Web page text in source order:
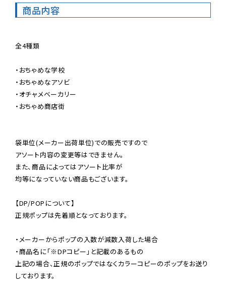
商品内容
全4種類
・おちゃめな学校
・おちゃめなアソビ
・オチャメベーカリー
・おちゃめ商店街
袋単位(メーカー出荷単位)での販売ですので
アソート内容の変更等はできません。
また、商品によってはアソート比率が
均等になっていない商品もございます。
【DP/POPについて】
正規ポップは先着順となっております。
・メーカーからポップの入数が減数入荷した場合
・商品名に「※DPコピー」と記載のあるもの
上記の場合、正規のポップではなくカラーコピーのポップをお送り
しております。